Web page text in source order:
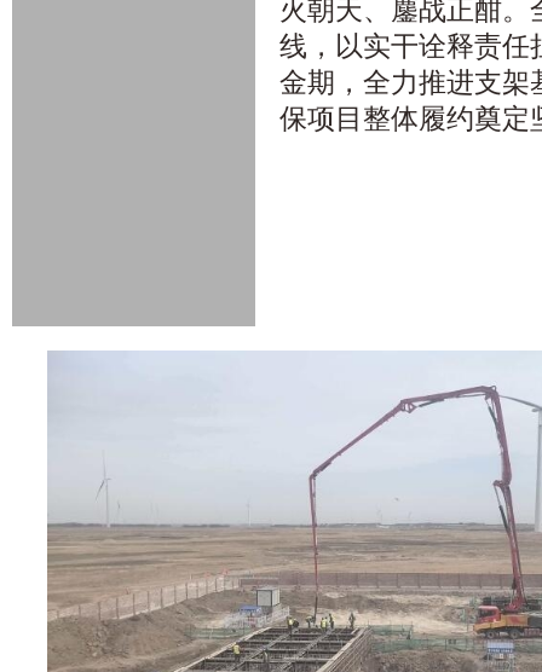
火朝天、鏖战正酣
线，以实干诠释责任
金期，全力推进支架
保项目整体履约奠定